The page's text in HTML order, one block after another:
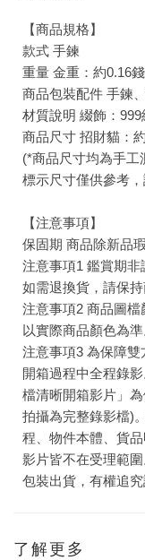
【商品規格】
款式 手鍊
重量 金重：約0.16
商品包裝配件 手鍊
材質說明 綴飾：
商品尺寸 招財貓：
(*商品尺寸均為手工
標示尺寸僅供參考
【注意事項】
保固期 商品除新品
注意事項1 鑑賞期非
如需退換貨，請保
注意事項2 商品圖檔
以實際商品顏色為準
注意事項3 為保障
開箱過程中全程錄
檔清晰開箱影片」
拍攝為完整錄影檔)
程、物件本體、貨
影片皆不在受理範
包裝出貨，有權追究
了解更多